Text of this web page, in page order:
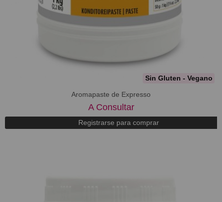
Sin Gluten - Vegano
Aromapaste de Expresso
A Consultar
Registrarse para comprar